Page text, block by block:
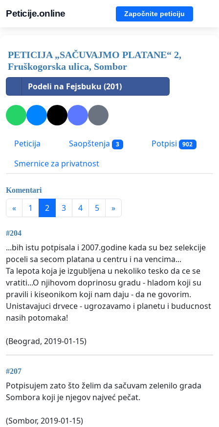
Peticije.online Započnite peticiju
PETICIJA „SAČUVAJMO PLATANE“ 2,
Fruškogorska ulica, Sombor
Podeli na Fejsbuku (201)
Peticija Saopštenja 3 Potpisi 902
Smernice za privatnost
Komentari
« 1 2 3 4 5 »
#204
...bih istu potpisala i 2007.godine kada su bez selekcije
poceli sa secom platana u centru i na vencima...
Ta lepota koja je izgubljena u nekoliko tesko da ce se
vratiti...O njihovom doprinosu gradu - hladom koji su
pravili i kiseonikom koji nam daju - da ne govorim.
Unistavajuci drvece - ugrozavamo i planetu i buducnost
nasih potomaka!
(Beograd, 2019-01-15)
#207
Potpisujem zato što želim da sačuvam zelenilo grada
Sombora koji je njegov najveć pečat.
(Sombor, 2019-01-15)